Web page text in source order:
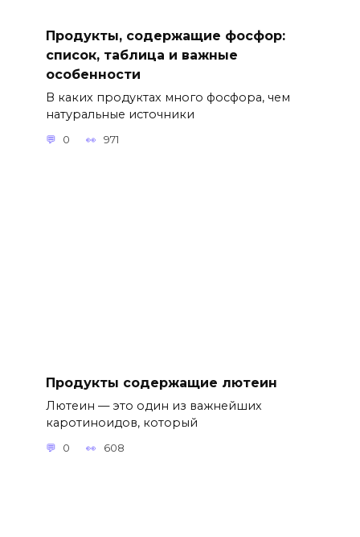
Продукты, содержащие фосфор:
список, таблица и важные
особенности
В каких продуктах много фосфора, чем
натуральные источники
0 971
Продукты содержащие лютеин
Лютеин — это один из важнейших
каротиноидов, который
0 608